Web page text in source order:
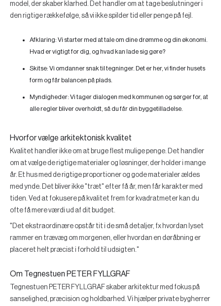
model, der skaber klarhed. Det handler om at tage beslutninger i
den rigtige rækkefølge, så vi ikke spilder tid eller penge på fejl.
Afklaring: Vi starter med at tale om dine drømme og din økonomi.
Hvad er vigtigt for dig, og hvad kan lade sig gøre?
Skitse: Vi omdanner snak til tegninger. Det er her, vi finder husets
form og får balancen på plads.
Myndigheder: Vi tager dialogen med kommunen og sørger for, at
alle regler bliver overholdt, så du får din byggetilladelse.
Hvorfor vælge arkitektonisk kvalitet
Kvalitet handler ikke om at bruge flest mulige penge. Det handler
om at vælge de rigtige materialer og løsninger, der holder i mange
år. Et hus med de rigtige proportioner og gode materialer ældes
med ynde. Det bliver ikke "træt" efter få år, men får karakter med
tiden. Ved at fokusere på kvalitet frem for kvadratmeter kan du
ofte få mere værdi ud af dit budget.
"Det ekstraordinære opstår tit i de små detaljer, fx hvordan lyset
rammer en trævæg om morgenen, eller hvordan en døråbning er
placeret helt præcist i forhold til udsigten."
Om Tegnestuen PETER FYLLGRAF
Tegnestuen PETER FYLLGRAF skaber arkitektur med fokus på
sanselighed, præcision og holdbarhed. Vi hjælper private bygherrer